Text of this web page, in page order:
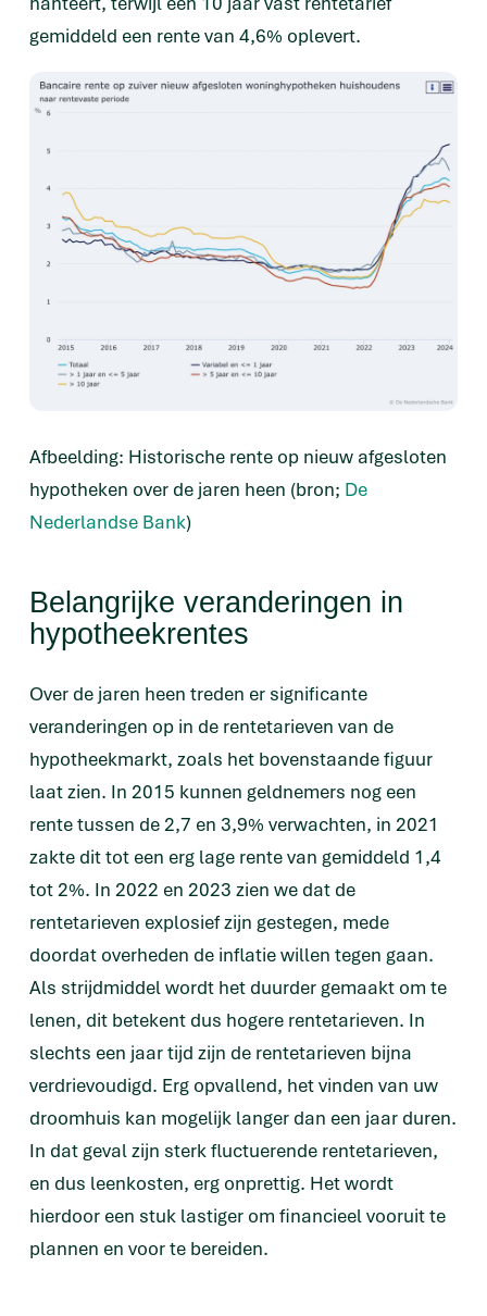
gemiddeld een rente van 4,6% oplevert.
Afbeelding: Historische rente op nieuw afgesloten
hypotheken over de jaren heen (bron; De
Nederlandse Bank)
Belangrijke veranderingen in
hypotheekrentes
Over de jaren heen treden er significante
veranderingen op in de rentetarieven van de
hypotheekmarkt, zoals het bovenstaande figuur
laat zien. In 2015 kunnen geldnemers nog een
rente tussen de 2,7 en 3,9% verwachten, in 2021
zakte dit tot een erg lage rente van gemiddeld 1,4
tot 2%. In 2022 en 2023 zien we dat de
rentetarieven explosief zijn gestegen, mede
doordat overheden de inflatie willen tegen gaan.
Als strijdmiddel wordt het duurder gemaakt om te
lenen, dit betekent dus hogere rentetarieven. In
slechts een jaar tijd zijn de rentetarieven bijna
verdrievoudigd. Erg opvallend, het vinden van uw
droomhuis kan mogelijk langer dan een jaar duren.
In dat geval zijn sterk fluctuerende rentetarieven,
en dus leenkosten, erg onprettig. Het wordt
hierdoor een stuk lastiger om financieel vooruit te
plannen en voor te bereiden.